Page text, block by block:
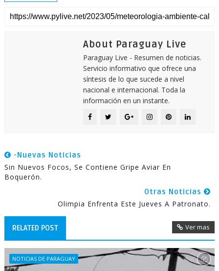
About Paraguay Live
Paraguay Live - Resumen de noticias.
Servicio informativo que ofrece una
síntesis de lo que sucede a nivel
nacional e internacional. Toda la
información en un instante.
-Nuevas Noticias
Sin Nuevos Focos, Se Contiene Gripe Aviar En
Boquerón.
Otras Noticias
Olimpia Enfrenta Este Jueves A Patronato.
RELATED POST Ver mas
NOTICIAS DE PARAGUAY